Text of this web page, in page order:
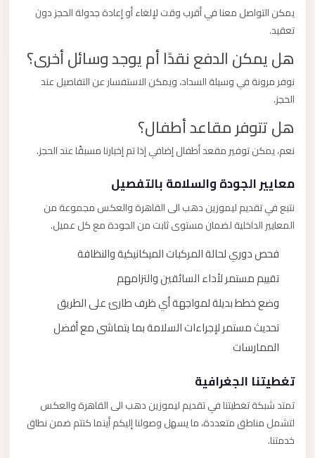
يمكن التواصل معنا في أقرب وقت لإلغاء أو إعادة جدولة الحجز دون
تعقيد.
هل يمكن الدفع نقدًا أم يوجد وسائل أخرى؟
نوفر مرونة في وسيلة السداد، ويمكن الاستفسار عن التفاصيل عند
الحجز.
هل تتوفر مقاعد أطفال؟
نعم، يمكن توفير مقعد أطفال إضافي إذا تم إخبارنا مسبقًا عند الحجز.
معايير الجودة والسلامة بالتفصيل
نتبع في تقديم ليموزين دهب الى القاهرة والعكس مجموعة من
المعايير الداخلية لضمان مستوى ثابت من الجودة مع كل عميل.
فحص دوري لحالة المركبات الميكانيكية والنظافة
تقييم مستمر لأداء السائقين والتزامهم
وضع خطط بديلة لمواجهة أي ظرف طارئ على الطريق
تحديث مستمر لإجراءات السلامة بما يتماشى مع أفضل
الممارسات
تغطيتنا الجغرافية
تمتد شبكة تغطيتنا في تقديم ليموزين دهب الى القاهرة والعكس
لتشمل مناطق متعددة، ما يسهل وصولنا إليكم أينما كنتم ضمن نطاق
خدمتنا.